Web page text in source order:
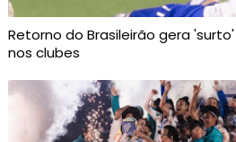
Retorno do Brasileirão gera
nos clubes